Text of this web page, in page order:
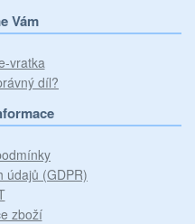
Vám
vratka
díl?
údajů (GDPR)
zboží